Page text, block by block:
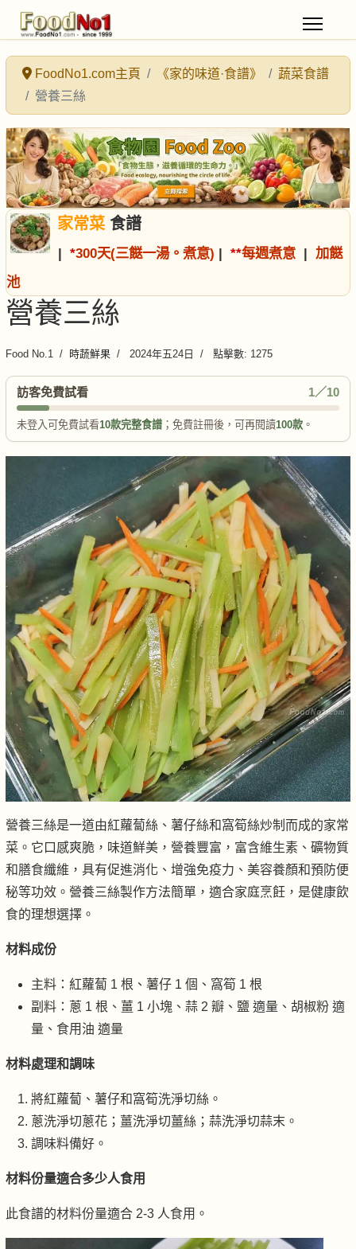
FoodNo1.com主頁 《家的味道·食譜》
蔬菜食譜
營養三絲
家常菜食譜
| *300天(三餸一湯。煮意) | **每週煮意 | 加餸
池
營養三絲
Food No.1 時蔬鮮果 2024年五24日 點擊數: 1275
訪客免費試看 1／10
未登入可免費試看10款完整食譜 ；免費註冊後，可再閱讀100款 。
營養三絲是一道由紅蘿蔔絲、薯仔絲和窩筍絲炒制而成的家常
菜。它口感爽脆，味道鮮美，營養豐富，富含維生素、礦物質
和膳食纖維，具有促進消化、增強免疫力、美容養顏和預防便
秘等功效。營養三絲製作方法簡單，適合家庭烹飪，是健康飲
食的理想選擇。
材料成份
主料：紅蘿蔔 1 根、薯仔 1 個、窩筍 1 根
副料：蔥 1 根、薑 1 小塊、蒜 2 瓣、鹽 適量、胡椒粉 適
量、食用油 適量
材料處理和調味
將紅蘿蔔、薯仔和窩筍洗淨切絲。
蔥洗淨切蔥花；薑洗淨切薑絲；蒜洗淨切蒜末。
調味料備好。
材料份量適合多少人食用
此食譜的材料份量適合 2-3 人食用。